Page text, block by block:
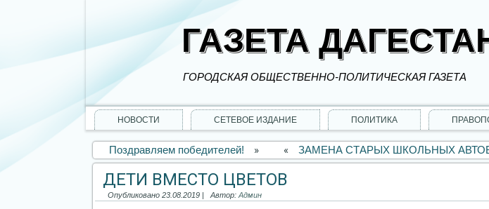
ГАЗЕТА
ГОРОДСКАЯ ОБЩЕСТВЕННО-ПОЛИТИЧЕСКАЯ ГАЗЕТА
НОВОСТИ СЕТЕВОЕ ИЗДАНИЕ ПОЛИТИКА
Поздравляем победителей! » « ЗАМЕНА СТАРЫХ ШКОЛЬНЫХ
ДЕТИ ВМЕСТО ЦВЕТОВ
Опубликовано 23.08.2019 | Автор: Админ